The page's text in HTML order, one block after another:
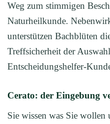
Weg zum stimmigen
Naturheilkunde.
unterstützen Bachblüten
Treffsicherheit der
Entscheidungshelfer-
Cerato: der Eingebung
Sie wissen was Sie wollen